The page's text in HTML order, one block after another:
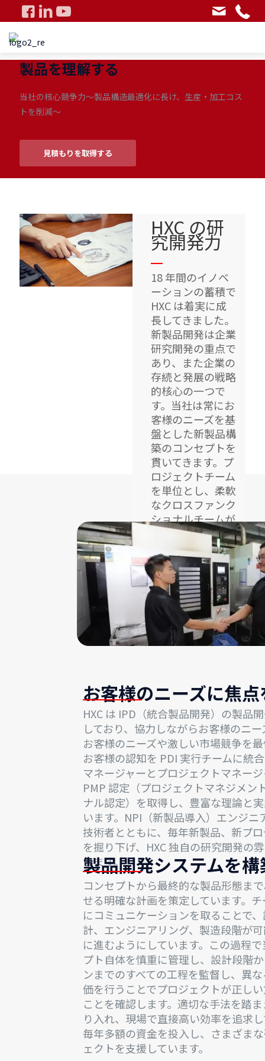
製品を理解する
当社の核心競争力～製品構造最適化に長け、生産・加工コス
トを削減～
見積もりを取得する
HXC の研
究開発力
18 年間のイノベ
ーションの蓄積で
HXC は着実に成
長してきました。
新製品開発は企業
研究開発の重点で
あり、また企業の
存続と発展の戦略
的核心の一つで
す。当社は常にお
客様のニーズを基
盤とした新製品構
築のコンセプトを
貫いてきます。プ
ロジェクトチーム
を単位とし、柔軟
なクロスファンク
ショナルチームが
新製品開発業務を
遂行しています。
お客様のニーズに焦
HXC は IPD（統合製品開発）の製品
しており、協力しながらお客様のニ
お客様のニーズや激しい市場競争を
お客様の認知を PDI 実行チームに統
マネージャーとプロジェクトマネー
PMP 認定（プロジェクトマネジメン
ナル認定）を取得し、豊富な理論と
います。NPI（新製品導入）エンジニ
技術者とともに、毎年新製品、新プ
を掘り下げ、HXC 独自の研究開発の
います。
製品開発システムを
コンセプトから最終的な製品形態ま
せる明確な計画を策定しています。
にコミュニケーションを取ることで
計、エンジニアリング、製造段階が
に進むようにしています。この過程
プト自体を慎重に管理し、設計段階
ンまでのすべての工程を監督し、異
価を行うことでプロジェクトが正し
ことを確認します。適切な手法を踏
り入れ、現場で直接高い効率を追求
毎年多額の資金を投入し、さまざま
ェクトを支援しています。